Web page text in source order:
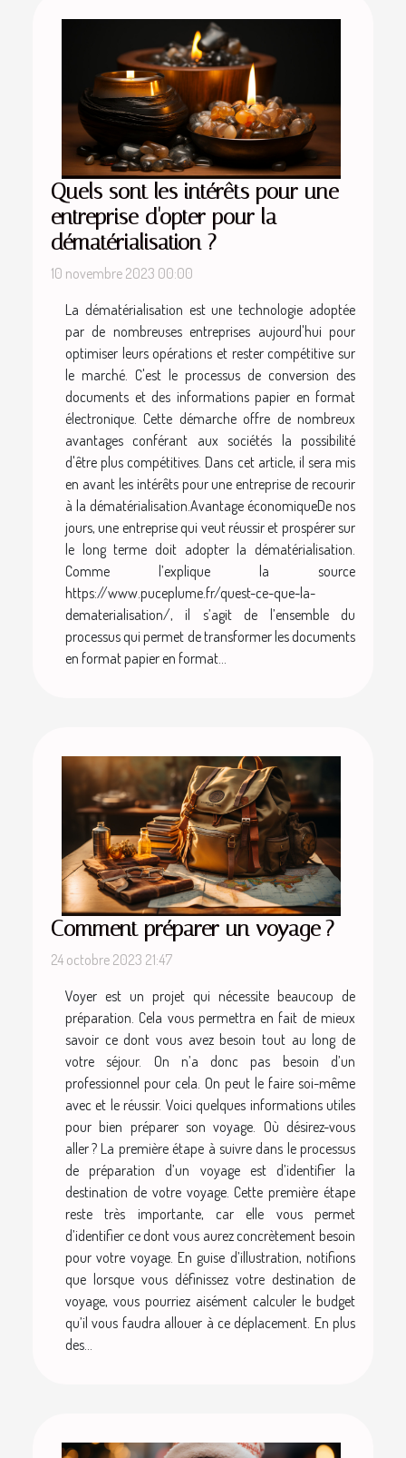
Quels sont les intérêts pour une
entreprise d'opter pour la
dématérialisation ?
10 novembre 2023 00:00
La dématérialisation est une technologie adoptée
par de nombreuses entreprises aujourd'hui pour
optimiser leurs opérations et rester compétitive sur
le marché. C'est le processus de conversion des
documents et des informations papier en format
électronique. Cette démarche offre de nombreux
avantages conférant aux sociétés la possibilité
d'être plus compétitives. Dans cet article, il sera mis
en avant les intérêts pour une entreprise de recourir
à la dématérialisation.Avantage économiqueDe nos
jours, une entreprise qui veut réussir et prospérer sur
le long terme doit adopter la dématérialisation.
Comme l’explique la source
https://www.puceplume.fr/quest-ce-que-la-
dematerialisation/, il s’agit de l’ensemble du
processus qui permet de transformer les documents
en format papier en format...
Comment préparer un voyage ?
24 octobre 2023 21:47
Voyer est un projet qui nécessite beaucoup de
préparation. Cela vous permettra en fait de mieux
savoir ce dont vous avez besoin tout au long de
votre séjour. On n’a donc pas besoin d’un
professionnel pour cela. On peut le faire soi-même
avec et le réussir. Voici quelques informations utiles
pour bien préparer son voyage. Où désirez-vous
aller ? La première étape à suivre dans le processus
de préparation d’un voyage est d’identifier la
destination de votre voyage. Cette première étape
reste très importante, car elle vous permet
d’identifier ce dont vous aurez concrètement besoin
pour votre voyage. En guise d’illustration, notifions
que lorsque vous définissez votre destination de
voyage, vous pourriez aisément calculer le budget
qu’il vous faudra allouer à ce déplacement. En plus
des...